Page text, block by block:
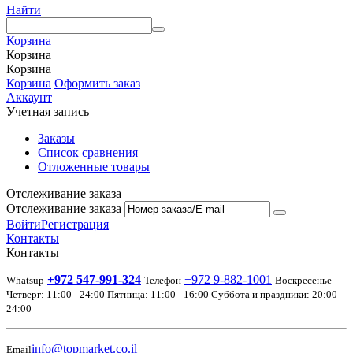
Найти
Корзина
Корзина
Корзина
Корзина Оформить заказ
Аккаунт
Учетная запись
Заказы
Список сравнения
Отложенные товары
Отслеживание заказа
Отслеживание заказа
ВойтиРегистрация
Контакты
Контакты
Whatsup +972 547-991-324 Телефон +972 9-882-1001 Воскресенье -
Четверг: 11:00 - 24:00 Пятница: 11:00 - 16:00 Суббота и праздники: 20:00 -
24:00
Emailinfo@topmarket.co.il